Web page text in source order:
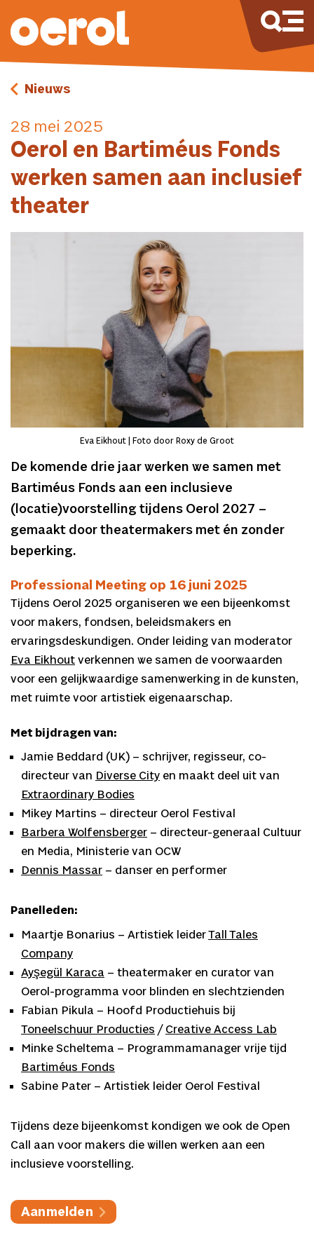
Nieuws
28 mei 2025
Oerol en Bartiméus Fonds
werken samen aan inclusief
theater
Eva Eikhout | Foto door Roxy de Groot
De komende drie jaar werken we samen met
Bartiméus Fonds aan een inclusieve
(locatie)voorstelling tijdens Oerol 2027 –
gemaakt door theatermakers met én zonder
beperking.
Professional Meeting op 16 juni 2025
Tijdens Oerol 2025 organiseren we een bijeenkomst
voor makers, fondsen, beleidsmakers en
ervaringsdeskundigen. Onder leiding van moderator
Eva Eikhout verkennen we samen de voorwaarden
voor een gelijkwaardige samenwerking in de kunsten,
met ruimte voor artistiek eigenaarschap.
Met bijdragen van:
Jamie Beddard (UK) – schrijver, regisseur, co-
directeur van Diverse City en maakt deel uit van
Extraordinary Bodies
Mikey Martins – directeur Oerol Festival
Barbera Wolfensberger – directeur-generaal Cultuur
en Media, Ministerie van OCW
Dennis Massar – danser en performer
Panelleden:
Maartje Bonarius – Artistiek leiderTall Tales
Company
Ayşegül Karaca – theatermaker en curator van
Oerol-programma voor blinden en slechtzienden
Fabian Pikula – Hoofd Productiehuis bij
Toneelschuur Producties / Creative Access Lab
Minke Scheltema – Programmamanager vrije tijd
Bartiméus Fonds
Sabine Pater – Artistiek leider Oerol Festival
Tijdens deze bijeenkomst kondigen we ook de Open
Call aan voor makers die willen werken aan een
inclusieve voorstelling.
Aanmelden